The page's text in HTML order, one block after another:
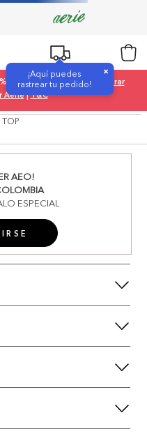
¡Aquí puedes
rastrear tu pedido!
×
OFF |Comprar Mujer|
Comprar
Aerie|T&C
TOP
AEO!
ESPECIAL